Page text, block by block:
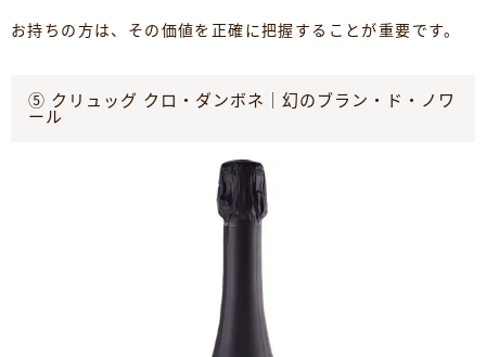
お持ちの方は、その価値を正確に把握することが重要です。
⑤ クリュッグ クロ・ダンボネ｜幻のブラン・ド・ノワ
ール